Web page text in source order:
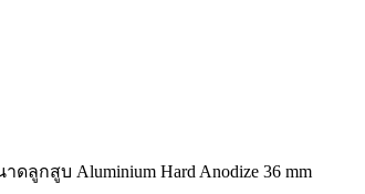
กสูบ Aluminium Hard Anodize 36 mm